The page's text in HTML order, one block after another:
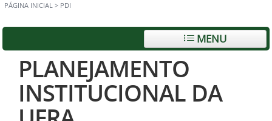
PÁGINA INICIAL > PDI
MENU
PLANEJAMENTO
INSTITUCIONAL DA